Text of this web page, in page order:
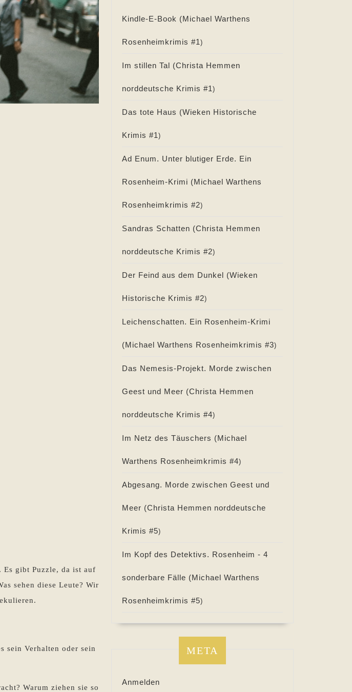
Es gibt Puzzle, da ist auf
sehen diese Leute? Wir
sein Verhalten oder sein
Warum ziehen sie so
Kindle-E-Book (Michael Warthens
Rosenheimkrimis #1)
Im stillen Tal (Christa Hemmen
norddeutsche Krimis #1)
Das tote Haus (Wieken Historische
Krimis #1)
Ad Enum. Unter blutiger Erde. Ein
Rosenheim-Krimi (Michael Warthens
Rosenheimkrimis #2)
Sandras Schatten (Christa Hemmen
norddeutsche Krimis #2)
Der Feind aus dem Dunkel (Wieken
Historische Krimis #2)
Leichenschatten. Ein Rosenheim-Krimi
(Michael Warthens Rosenheimkrimis #3)
Das Nemesis-Projekt. Morde zwischen
Geest und Meer (Christa Hemmen
norddeutsche Krimis #4)
Im Netz des Täuschers (Michael
Warthens Rosenheimkrimis #4)
Abgesang. Morde zwischen Geest und
Meer (Christa Hemmen norddeutsche
Krimis #5)
Im Kopf des Detektivs. Rosenheim - 4
sonderbare Fälle (Michael Warthens
Rosenheimkrimis #5)
META
Anmelden